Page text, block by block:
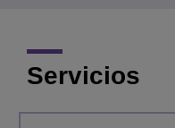
Servicios